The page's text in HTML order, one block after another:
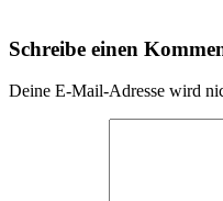
Schreibe einen
Deine E-Mail-Adresse wird